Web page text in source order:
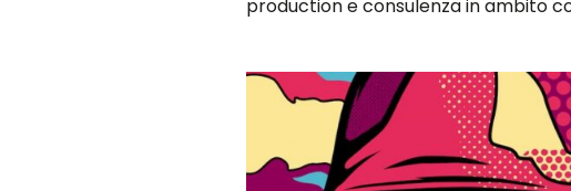
production e consulenza in ambito